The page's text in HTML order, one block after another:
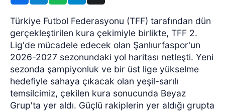
Türkiye Futbol Federasyonu (TFF) tarafından dün
gerçekleştirilen kura çekimiyle birlikte, TFF 2.
Lig'de mücadele edecek olan Şanlıurfaspor'un
2026-2027 sezonundaki yol haritası netleşti. Yeni
sezonda şampiyonluk ve bir üst lige yükselme
hedefiyle sahaya çıkacak olan yeşil-sarılı
temsilcimiz, çekilen kura sonucunda Beyaz
Grup'ta yer aldı. Güçlü rakiplerin yer aldığı grupta